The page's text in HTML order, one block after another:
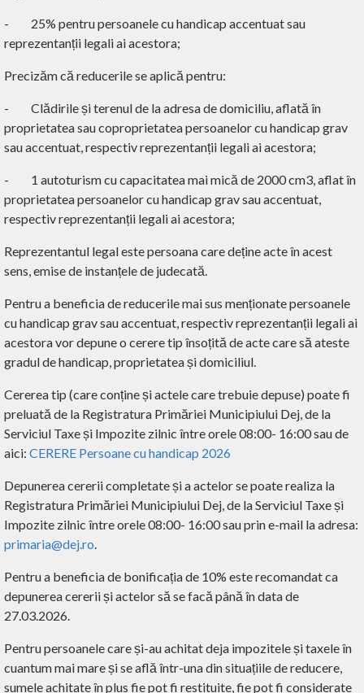
- 25% pentru persoanele cu handicap accentuat sau
reprezentanții legali ai acestora;
Precizăm că reducerile se aplică pentru:
- Clădirile și terenul de la adresa de domiciliu, aflată în
proprietatea sau coproprietatea persoanelor cu handicap grav
sau accentuat, respectiv reprezentanții legali ai acestora;
- 1 autoturism cu capacitatea mai mică de 2000 cm3, aflat în
proprietatea persoanelor cu handicap grav sau accentuat,
respectiv reprezentanții legali ai acestora;
Reprezentantul legal este persoana care deține acte în acest
sens, emise de instanțele de judecată.
Pentru a beneficia de reducerile mai sus menționate persoanele
cu handicap grav sau accentuat, respectiv reprezentanții legali ai
acestora vor depune o cerere tip însoțită de acte care să ateste
gradul de handicap, proprietatea și domiciliul.
Cererea tip (care conține și actele care trebuie depuse) poate fi
preluată de la Registratura Primăriei Municipiului Dej, de la
Serviciul Taxe și Impozite zilnic între orele 08:00- 16:00 sau de
aici: CERERE Persoane cu handicap 2026
Depunerea cererii completate și a actelor se poate realiza la
Registratura Primăriei Municipiului Dej, de la Serviciul Taxe și
Impozite zilnic între orele 08:00- 16:00 sau prin e-mail la adresa:
primaria@dej.ro.
Pentru a beneficia de bonificația de 10% este recomandat ca
depunerea cererii și actelor să se facă până în data de
27.03.2026.
Pentru persoanele care și-au achitat deja impozitele și taxele în
cuantum mai mare și se află într-una din situațiile de reducere,
sumele achitate în plus fie pot fi restituite, fie pot fi considerate